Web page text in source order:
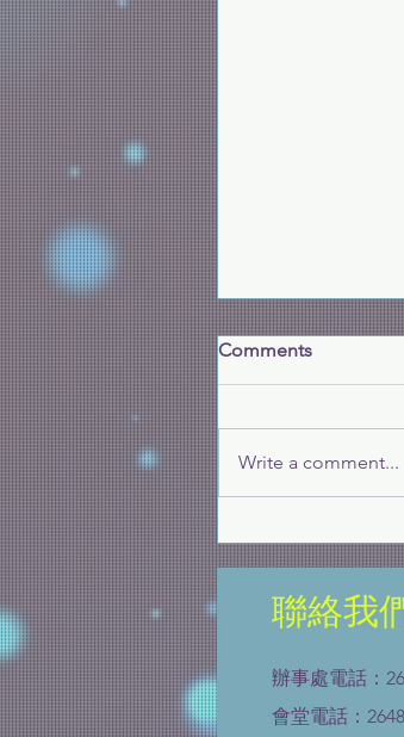
晴・晚情」
Comments
Write a comment...
聯絡我
辦事處電話：
會堂電話：